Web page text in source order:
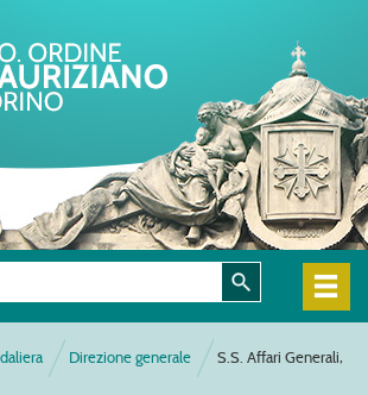
Direzione generale S.S. Affari Generali,